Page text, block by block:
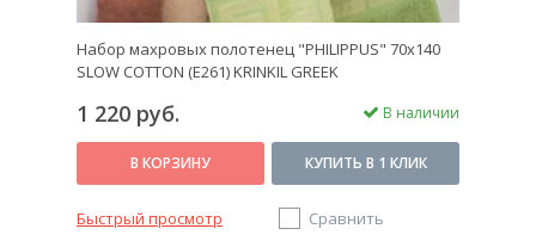
Набор махровых полотенец "PHILIPPUS" 70х140
SLOW COTTON (E261) KRINKIL GREEK
1 220 руб. В наличии
В КОРЗИНУ КУПИТЬ В 1 КЛИК
Быстрый просмотр Сравнить